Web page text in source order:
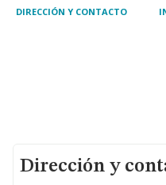
DIRECCIÓN Y CONTACTO
Dirección y